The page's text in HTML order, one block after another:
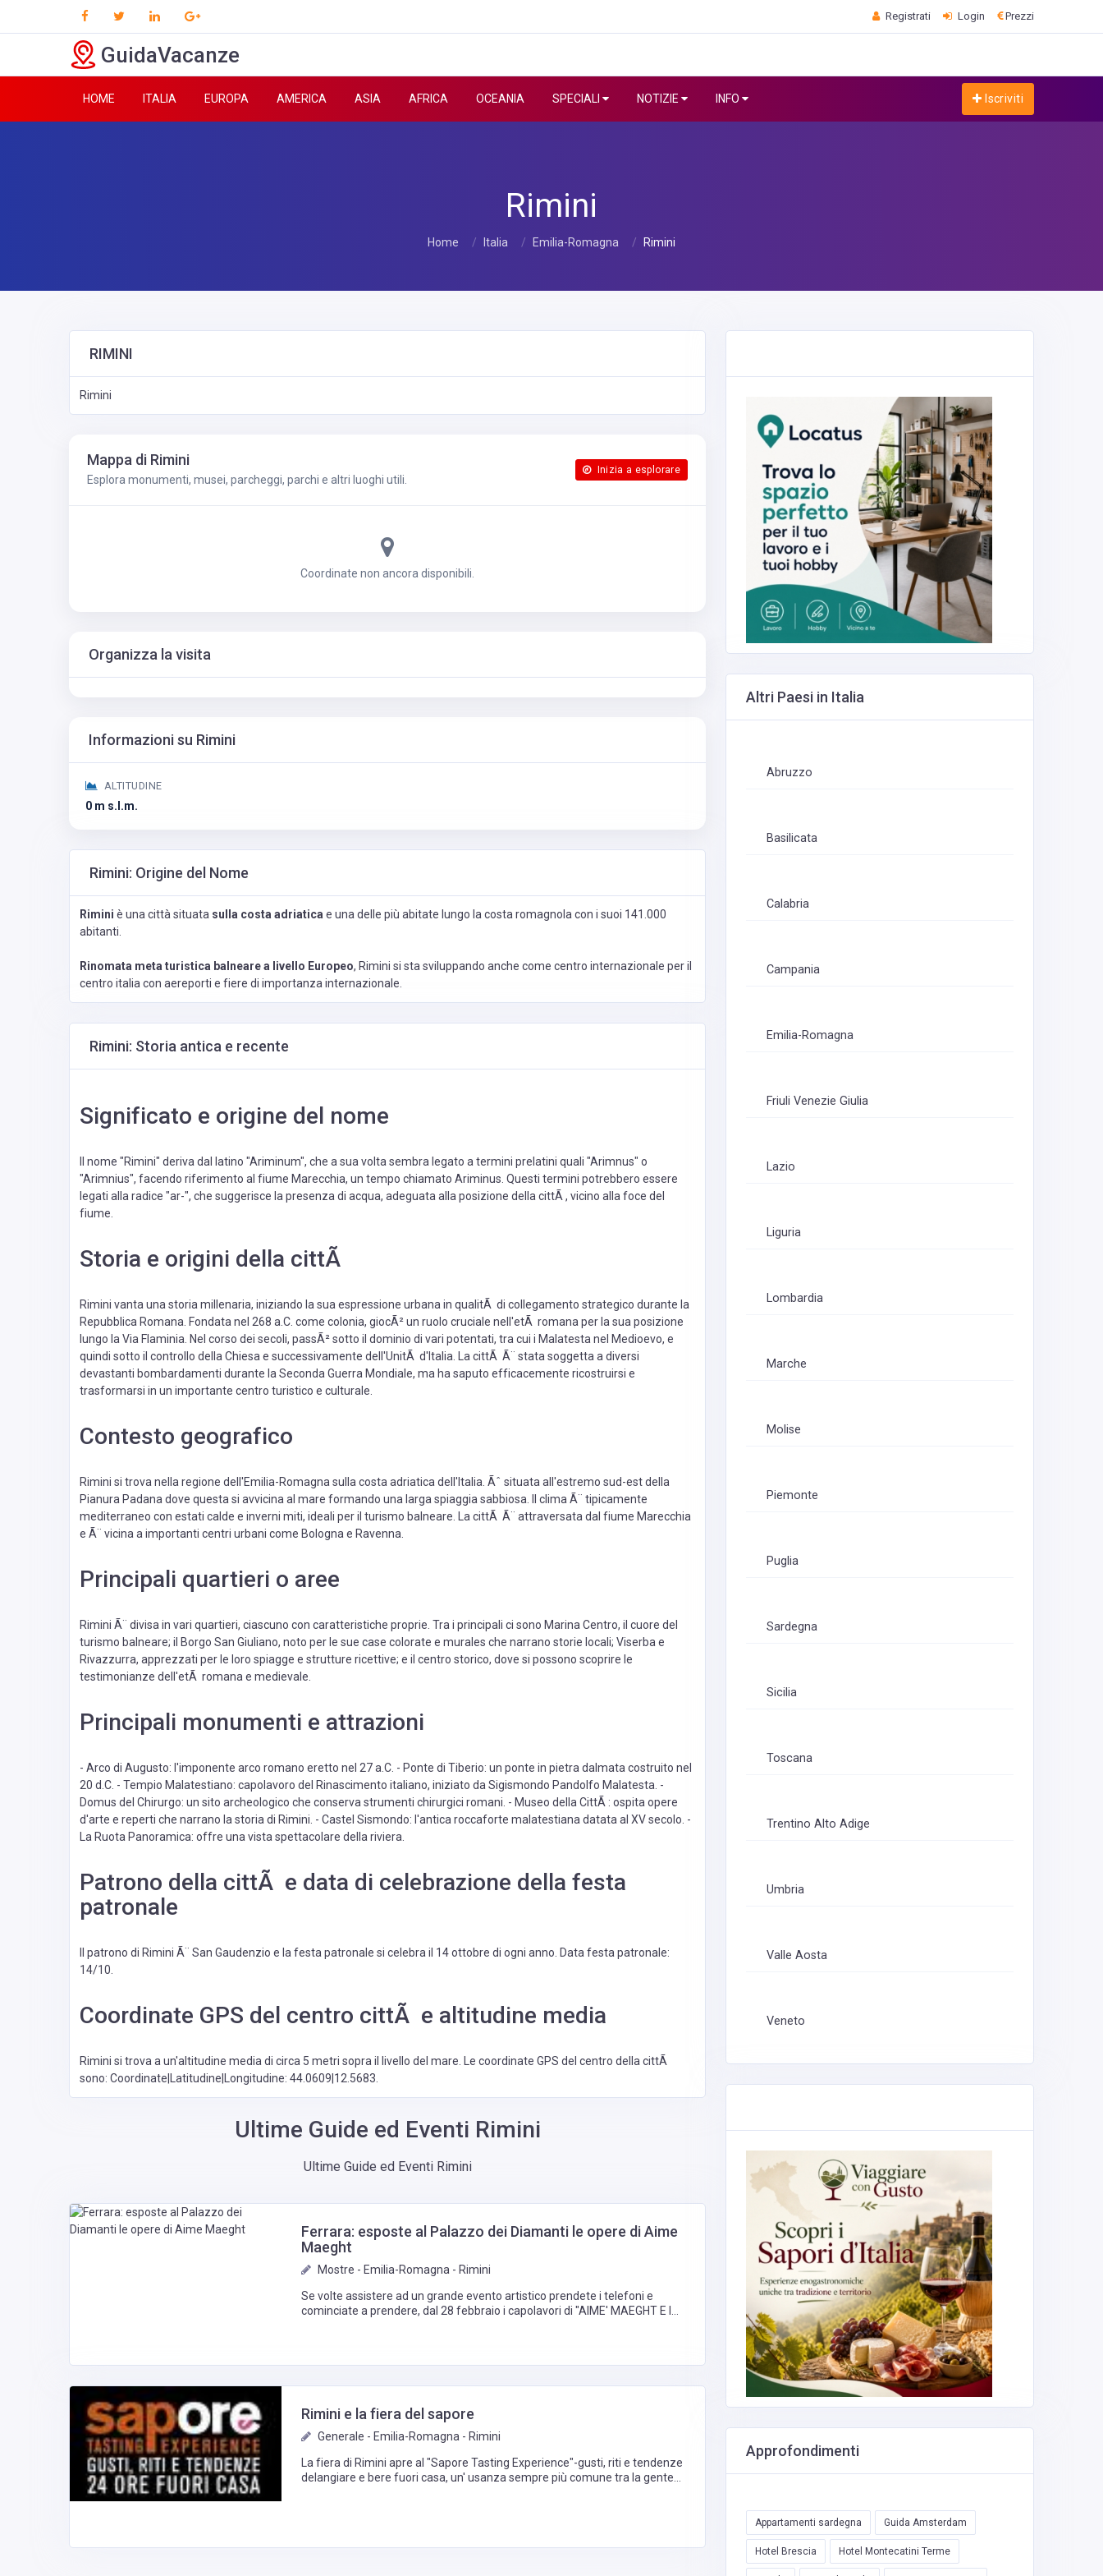
Registrati Login Prezzi
GuidaVacanze
HOME ITALIA EUROPA AMERICA ASIA AFRICA OCEANIA SPECIALI NOTIZIE INFO Iscriviti
Rimini
Home Italia Emilia-Romagna Rimini
RIMINI
Rimini
Mappa di Rimini
Esplora monumenti, musei, parcheggi, parchi e altri luoghi utili.
Inizia a esplorare
Coordinate non ancora disponibili.
Organizza la visita
Informazioni su Rimini
ALTITUDINE
0 m s.l.m.
Rimini: Origine del Nome
Rimini è una città situata sulla costa adriatica e una delle più abitate lungo la costa romagnola con i suoi 141.000
abitanti.
Rinomata meta turistica balneare a livello Europeo, Rimini si sta sviluppando anche come centro internazionale per il
centro italia con aereporti e fiere di importanza internazionale.
Rimini: Storia antica e recente
Significato e origine del nome
Il nome "Rimini" deriva dal latino "Ariminum", che a sua volta sembra legato a termini prelatini quali "Arimnus" o
"Arimnius", facendo riferimento al fiume Marecchia, un tempo chiamato Ariminus. Questi termini potrebbero essere
legati alla radice "ar-", che suggerisce la presenza di acqua, adeguata alla posizione della cittÃ , vicino alla foce del
fiume.
Storia e origini della cittÃ
Rimini vanta una storia millenaria, iniziando la sua espressione urbana in qualitÃ di collegamento strategico durante la
Repubblica Romana. Fondata nel 268 a.C. come colonia, giocÃ² un ruolo cruciale nell'etÃ romana per la sua posizione
lungo la Via Flaminia. Nel corso dei secoli, passÃ² sotto il dominio di vari potentati, tra cui i Malatesta nel Medioevo, e
quindi sotto il controllo della Chiesa e successivamente dell'UnitÃ d'Italia. La cittÃ Ã¨ stata soggetta a diversi
devastanti bombardamenti durante la Seconda Guerra Mondiale, ma ha saputo efficacemente ricostruirsi e
trasformarsi in un importante centro turistico e culturale.
Contesto geografico
Rimini si trova nella regione dell'Emilia-Romagna sulla costa adriatica dell'Italia. Ãˆ situata all'estremo sud-est della
Pianura Padana dove questa si avvicina al mare formando una larga spiaggia sabbiosa. Il clima Ã¨ tipicamente
mediterraneo con estati calde e inverni miti, ideali per il turismo balneare. La cittÃ Ã¨ attraversata dal fiume Marecchia
e Ã¨ vicina a importanti centri urbani come Bologna e Ravenna.
Principali quartieri o aree
Rimini Ã¨ divisa in vari quartieri, ciascuno con caratteristiche proprie. Tra i principali ci sono Marina Centro, il cuore del
turismo balneare; il Borgo San Giuliano, noto per le sue case colorate e murales che narrano storie locali; Viserba e
Rivazzurra, apprezzati per le loro spiagge e strutture ricettive; e il centro storico, dove si possono scoprire le
testimonianze dell'etÃ romana e medievale.
Principali monumenti e attrazioni
- Arco di Augusto: l'imponente arco romano eretto nel 27 a.C. - Ponte di Tiberio: un ponte in pietra dalmata costruito nel
20 d.C. - Tempio Malatestiano: capolavoro del Rinascimento italiano, iniziato da Sigismondo Pandolfo Malatesta. -
Domus del Chirurgo: un sito archeologico che conserva strumenti chirurgici romani. - Museo della CittÃ : ospita opere
d'arte e reperti che narrano la storia di Rimini. - Castel Sismondo: l'antica roccaforte malatestiana datata al XV secolo. -
La Ruota Panoramica: offre una vista spettacolare della riviera.
Patrono della cittÃ e data di celebrazione della festa
patronale
Il patrono di Rimini Ã¨ San Gaudenzio e la festa patronale si celebra il 14 ottobre di ogni anno. Data festa patronale:
14/10.
Coordinate GPS del centro cittÃ e altitudine media
Rimini si trova a un'altitudine media di circa 5 metri sopra il livello del mare. Le coordinate GPS del centro della cittÃ
sono: Coordinate|Latitudine|Longitudine: 44.0609|12.5683.
Ultime Guide ed Eventi Rimini
Ultime Guide ed Eventi Rimini
Ferrara: esposte al Palazzo dei Diamanti le opere di Aime
Maeght
Mostre - Emilia-Romagna - Rimini
Se volte assistere ad un grande evento artistico prendete i telefoni e
cominciate a prendere, dal 28 febbraio i capolavori di "AIME' MAEGHT E I
Rimini e la fiera del sapore
Generale - Emilia-Romagna - Rimini
La fiera di Rimini apre al "Sapore Tasting Experience"-gusti, riti e tendenze
delangiare e bere fuori casa, un' usanza sempre più comune tra la gente
Altri Paesi in Italia
Abruzzo
Basilicata
Calabria
Campania
Emilia-Romagna
Friuli Venezie Giulia
Lazio
Liguria
Lombardia
Marche
Molise
Piemonte
Puglia
Sardegna
Sicilia
Toscana
Trentino Alto Adige
Umbria
Valle Aosta
Veneto
Approfondimenti
Appartamenti sardegna Guida Amsterdam
Hotel Brescia Hotel Montecatini Terme